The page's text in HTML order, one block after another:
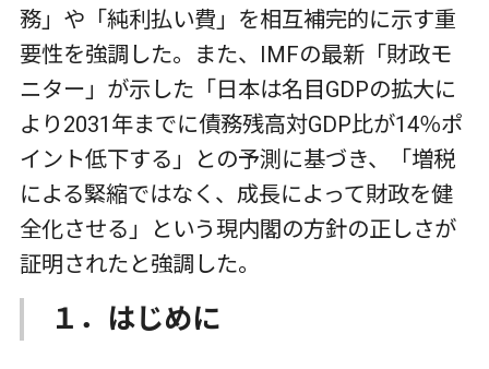
務」や「純利払い費」を相互補完的に示す重
要性を強調した。また、IMFの最新「財政モ
ニター」が示した「日本は名目GDPの拡大に
より2031年までに債務残高対GDP比が14％ポ
イント低下する」との予測に基づき、「増税
による緊縮ではなく、成長によって財政を健
全化させる」という現内閣の方針の正しさが
証明されたと強調した。
１．はじめに